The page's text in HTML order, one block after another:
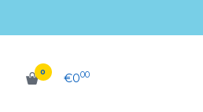
0 €000